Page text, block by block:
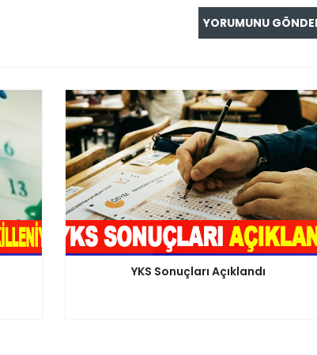
YKS Sonuçları Açıklandı